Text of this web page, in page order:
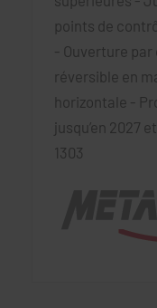
points de
- Ouverture par
réversible en
horizontale -
jusqu’en 2027
1303